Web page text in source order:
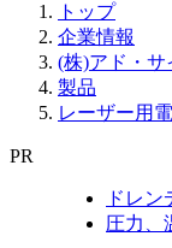
トップ
企業情報
(株)アド・サ
製品
レーザー用
PR
ドレ
圧力、